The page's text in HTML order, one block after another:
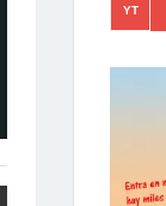
YT